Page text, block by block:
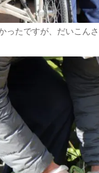
ったですが、だいこん